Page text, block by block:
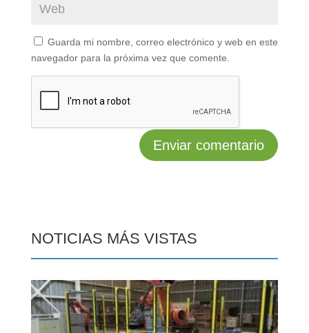
Guarda mi nombre, correo electrónico y web en este
navegador para la próxima vez que comente.
NOTICIAS MÁS VISTAS